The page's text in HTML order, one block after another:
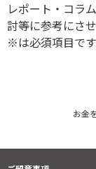
レポート・コラ
討等に参考にさ
※は必須項目です
お金